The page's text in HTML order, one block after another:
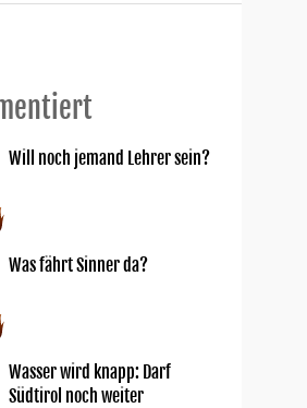
Will noch jemand Lehrer sein?
Was fährt Sinner da?
Wasser wird knapp: Darf
Südtirol noch weiter